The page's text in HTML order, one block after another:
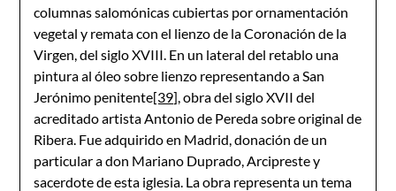
columnas salomónicas cubiertas por ornamentación
vegetal y remata con el lienzo de la Coronación de la
Virgen, del siglo XVIII. En un lateral del retablo una
pintura al óleo sobre lienzo representando a San
Jerónimo penitente[39], obra del siglo XVII del
acreditado artista Antonio de Pereda sobre original de
Ribera. Fue adquirido en Madrid, donación de un
particular a don Mariano Duprado, Arcipreste y
sacerdote de esta iglesia. La obra representa un tema